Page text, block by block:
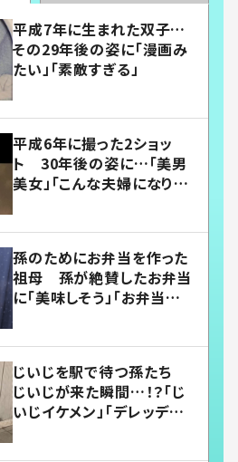
平成7年に生まれた双子…
その29年後の姿に「漫画み
たい」「素敵すぎる」
平成6年に撮った2ショッ
ト 30年後の姿に…「美男
美女」「こんな夫婦になりた
孫のためにお弁当を作った
祖母 孫が絶賛したお弁当
に「美味しそう」「お弁当すご
じいじを駅で待つ孫たち
じいじが来た瞬間…！？「じ
いじイケメン」「デレッデレ」